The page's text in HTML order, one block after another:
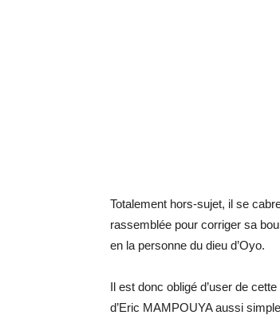
Totalement hors-sujet, il se
rassemblée pour corriger sa
en la personne du dieu d’Oyo.
Il est donc obligé d’user de
d’Eric MAMPOUYA aussi